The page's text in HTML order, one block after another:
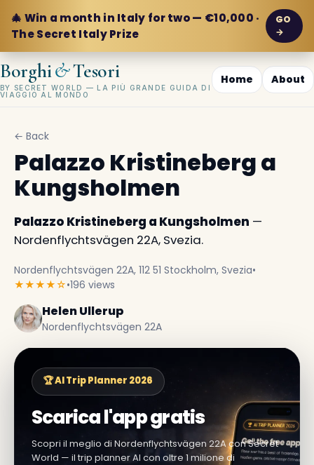
🎄 Win a month in Italy for two — €10,000 ·
The Secret Italy Prize
GO
→
Borghi&Tesori
BY SECRET WORLD — LA PIÙ GRANDE GUIDA DI
VIAGGIO AL MONDO
Home About
← Back
Palazzo Kristineberg a
Kungsholmen
Palazzo Kristineberg a Kungsholmen —
Nordenflychtsvägen 22A, Svezia.
Nordenflychtsvägen 22A, 112 51 Stockholm, Svezia•
★★★★☆•196 views
Helen Ullerup
Nordenflychtsvägen 22A
🏆 AI Trip Planner 2026
Scarica l'app gratis
Scopri il meglio di Nordenflychtsvägen 22A con Secret
World — il trip planner AI con oltre 1 milione di